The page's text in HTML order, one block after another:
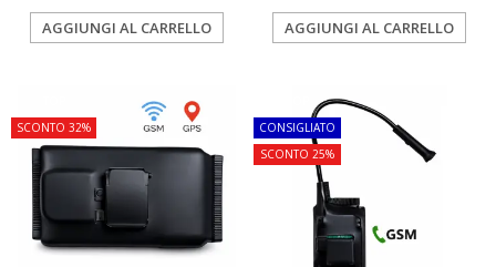
AGGIUNGI AL CARRELLO AGGIUNGI AL CARRELLO
SCONTO 32%
CONSIGLIATO
SCONTO 25%